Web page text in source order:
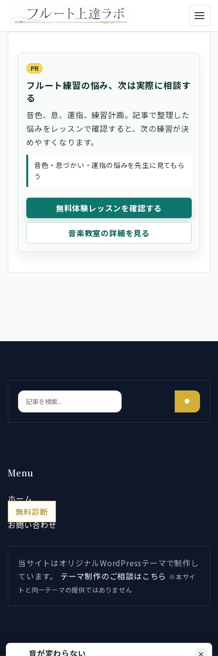
メニ
PR
フルート練習の悩み、次は実際に相談す
る
音色、息、運指、練習計画。記事で整理した
悩みをレッスンで確認すると、次の練習が決
めやすくなります。
音色・息づかい・運指の悩みを先生に見てもら
う
無料体験レッスンを確認する
音楽教室の詳細を見る
検索
Menu
ホーム
無料診断
お問い合わせ
当サイトはオリジナルWordPressテーマで制作し
ています。
テーマ制作のご相談はこちら ※本サイ
トと同一テーマの提供ではありません
音が変わらない